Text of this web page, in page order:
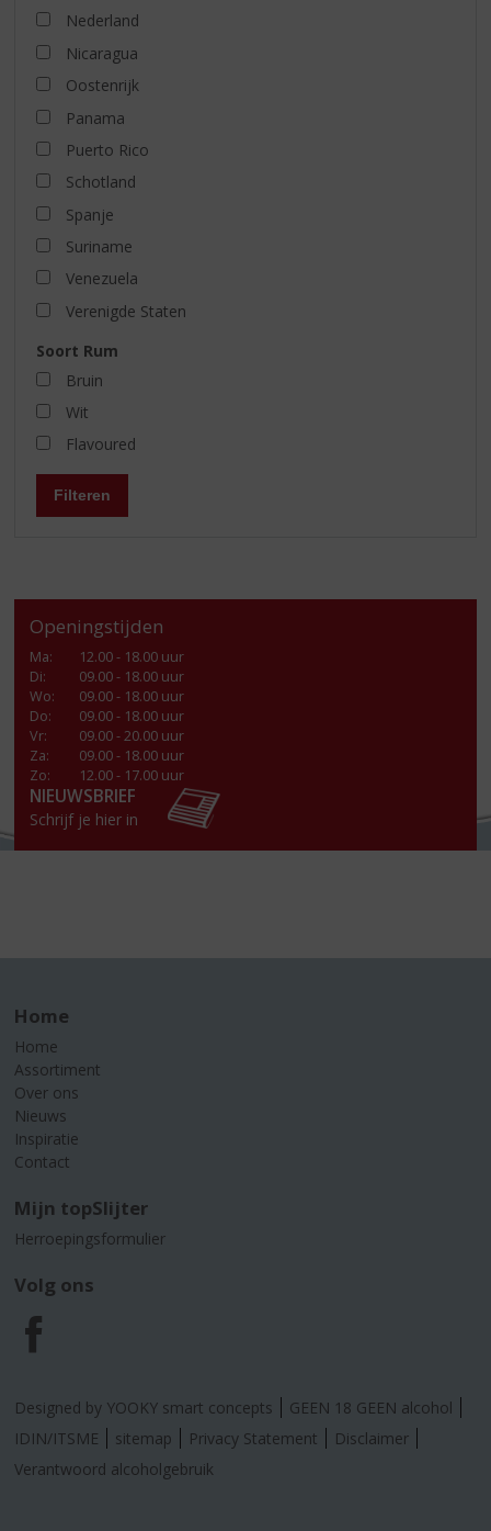
Nederland
Nicaragua
Oostenrijk
Panama
Puerto Rico
Schotland
Spanje
Suriname
Venezuela
Verenigde Staten
Soort Rum
Bruin
Wit
Flavoured
Filteren
Openingstijden
Ma:
12.00 - 18.00 uur
Di:
09.00 - 18.00 uur
Wo:
09.00 - 18.00 uur
Do:
09.00 - 18.00 uur
Vr:
09.00 - 20.00 uur
Za:
09.00 - 18.00 uur
Zo:
12.00 - 17.00 uur
NIEUWSBRIEF
Schrijf je hier in
Home
Home
Assortiment
Over ons
Nieuws
Inspiratie
Contact
Mijn topSlijter
Herroepingsformulier
Volg ons
F
a
c
Designed by YOOKY smart concepts
GEEN 18 GEEN alcohol
IDIN/ITSME
sitemap Privacy Statement
Disclaimer
Verantwoord alcoholgebruik